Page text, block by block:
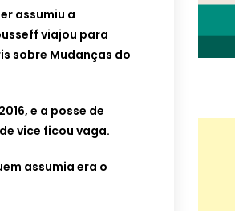
assumiu a
viajou para
sobre Mudanças do
e a posse de
vice ficou vaga.
assumia era o